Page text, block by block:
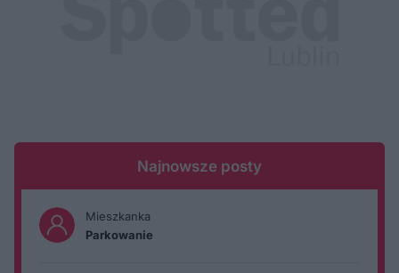
Najnowsze posty
Mieszkanka
Parkowanie